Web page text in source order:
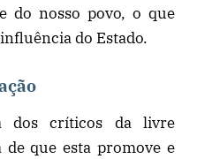
do nosso povo, o que
do Estado.
dos críticos da livre
que esta promove e